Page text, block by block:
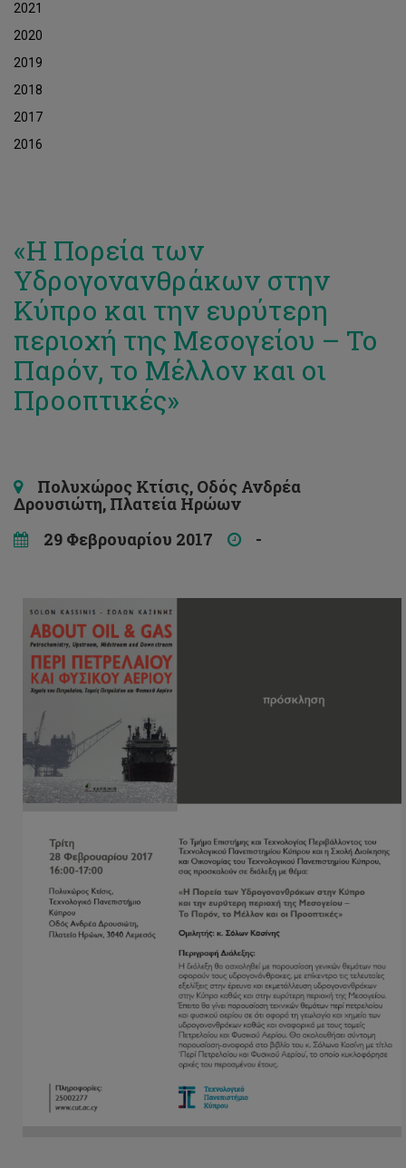
2021
2020
2019
2018
2017
2016
«Η Πορεία των
Υδρογονανθράκων στην
Κύπρο και την ευρύτερη
περιοχή της Μεσογείου – Το
Παρόν, το Μέλλον και οι
Προοπτικές»
Πολυχώρος Κτίσις, Οδός Ανδρέα
Δρουσιώτη, Πλατεία Ηρώων
29 Φεβρουαρίου 2017
-